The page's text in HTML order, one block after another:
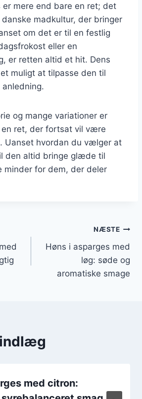
er mere end bare en ret; det
madkultur, der bringer
om det er til en festlig
eller en
er retten altid et hit. Dens
muligt at tilpasse den til
anledning.
og mange variationer er
en ret, der fortsat vil være
Uanset hvordan du vælger at
den altid bringe glæde til
minder for dem, der deler
NÆSTE
Høns i asparges med
løg: søde og
aromatiske smage
med citron: